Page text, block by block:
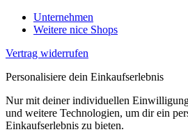
Unternehmen
Weitere nice Shops
Vertrag widerrufen
Personalisiere dein Einkaufserlebnis
Nur mit deiner individuellen
und weitere Technologien, um dir ein
Einkaufserlebnis zu bieten.